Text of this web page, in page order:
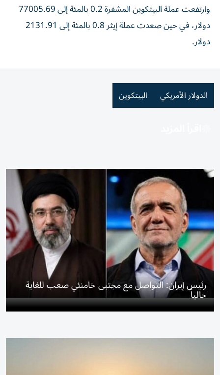
وارتفعت عملة البيتكوين المشفرة 0.2 بالمئة إلى 77005.69
دولار، في حين ⁠صعدت عملة إيثر 0.8 بالمئة إلى 2131.91
دولار.
الدولار الأمريكي البيتكوين
رئيس إيران: التواصل مع مجتبى خامنئي صعب للغاية
حالياً